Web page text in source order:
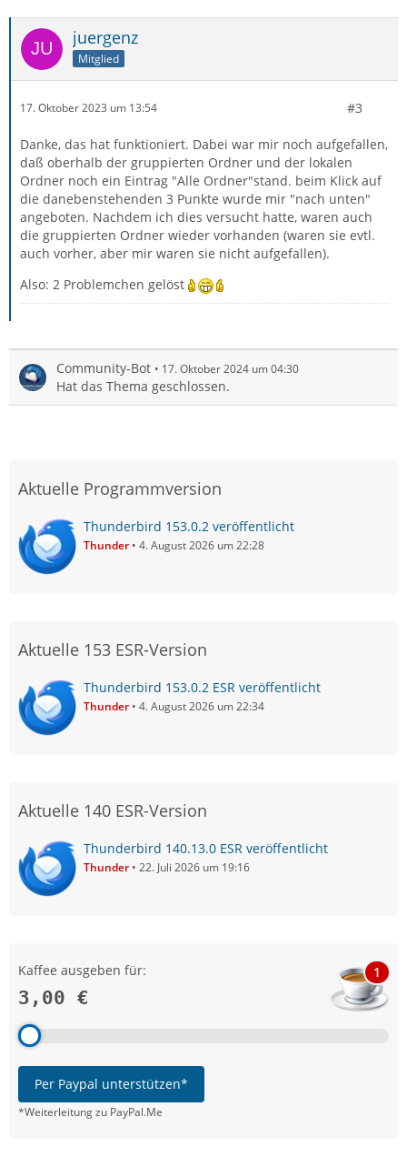
juergenz
Mitglied
17. Oktober 2023 um 13:54 #3
Danke, das hat funktioniert. Dabei war mir noch aufgefallen,
daß oberhalb der gruppierten Ordner und der lokalen
Ordner noch ein Eintrag "Alle Ordner"stand. beim Klick auf
die danebenstehenden 3 Punkte wurde mir "nach unten"
angeboten. Nachdem ich dies versucht hatte, waren auch
die gruppierten Ordner wieder vorhanden (waren sie evtl.
auch vorher, aber mir waren sie nicht aufgefallen).
Also: 2 Problemchen gelöst
Community-Bot 17. Oktober 2024 um 04:30
Hat das Thema geschlossen.
Aktuelle Programmversion
Thunderbird 153.0.2 veröffentlicht
Thunder 4. August 2026 um 22:28
Aktuelle 153 ESR-Version
Thunderbird 153.0.2 ESR veröffentlicht
Thunder 4. August 2026 um 22:34
Aktuelle 140 ESR-Version
Thunderbird 140.13.0 ESR veröffentlicht
Thunder 22. Juli 2026 um 19:16
Kaffee ausgeben für:
3,00 €
1
Per Paypal unterstützen*
*Weiterleitung zu PayPal.Me